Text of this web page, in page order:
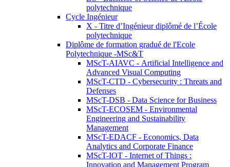
polytechnique
Cycle Ingénieur
X - Titre d’Ingénieur diplômé de l’École
polytechnique
Diplôme de formation gradué de l'Ecole
Polytechnique -MSc&T
MScT-AIAVC - Artificial Intelligence and
Advanced Visual Computing
MScT-CTD - Cybersecurity : Threats and
Defenses
MScT-DSB - Data Science for Business
MScT-ECOSEM - Environmental
Engineering and Sustainability
Management
MScT-EDACF - Economics, Data
Analytics and Corporate Finance
MScT-IOT - Internet of Things :
Innovation and Management Program